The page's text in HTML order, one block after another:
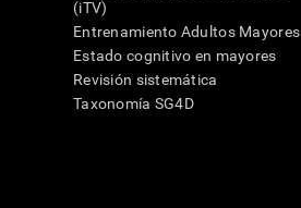
(iTV)
Entrenamiento Adultos Mayores
Estado cognitivo en mayores
Revisión sistemática
Taxonomía SG4D